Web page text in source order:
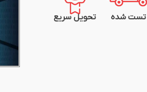
تست شده تحویل سریع